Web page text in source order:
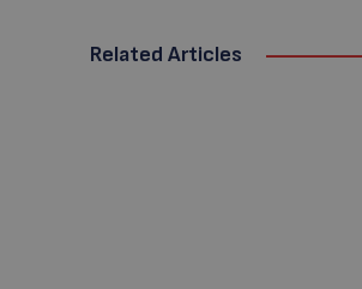
Related Articles